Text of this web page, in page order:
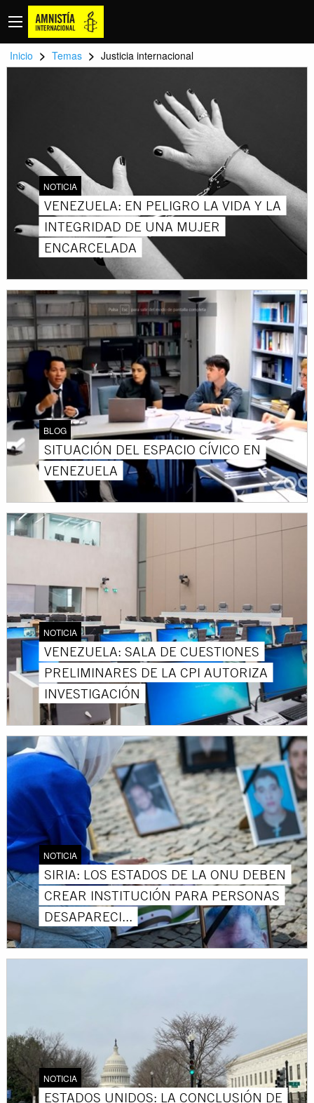
Inicio > Temas > Justicia internacional
NOTICIA
VENEZUELA: EN PELIGRO LA VIDA Y LA
INTEGRIDAD DE UNA MUJER
ENCARCELADA
BLOG
SITUACIÓN DEL ESPACIO CÍVICO EN
VENEZUELA
NOTICIA
VENEZUELA: SALA DE CUESTIONES
PRELIMINARES DE LA CPI AUTORIZA
INVESTIGACIÓN
NOTICIA
SIRIA: LOS ESTADOS DE LA ONU DEBEN
CREAR INSTITUCIÓN PARA PERSONAS
DESAPARECI...
NOTICIA
ESTADOS UNIDOS: LA CONCLUSIÓN DE